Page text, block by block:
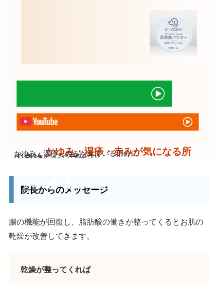
STEP ④
かゆみ・湿疹・赤みが気になる所
かゆみ・湿疹・赤みが出ている部分に
になるところだけをケアするのが基本で
① 洗浄シャンプー
洗浄シャンプーで泡を作り、
内容・成分・購入ページを見
る
院長からのメッセージ
腸の機能が回復し、脂肪酸の働きが整ってくるとお肌の
乾燥が改善してきます。
乾燥が整ってくれば